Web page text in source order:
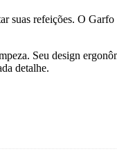
suas refeições. O
Seu design
detalhe.